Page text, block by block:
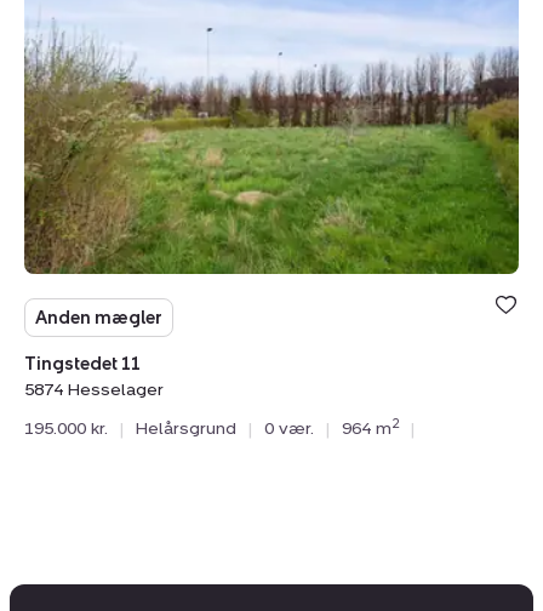
11,
5874
Hesselager
Anden mægler
Tingstedet 11
5874 Hesselager
195.000 kr.
| Helårsgrund | 0 vær. | 964 m2 |